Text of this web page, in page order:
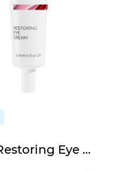
Muse Restoring Eye Cream